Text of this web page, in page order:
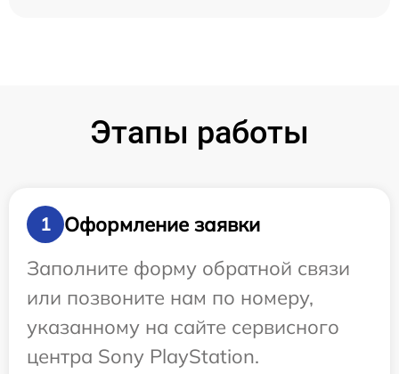
Этапы работы
1
Оформление заявки
Заполните форму обратной связи
или позвоните нам по номеру,
указанному на сайте сервисного
центра Sony PlayStation.